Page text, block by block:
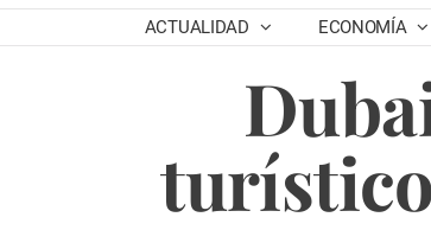
ACTUALIDAD ECONOMÍA